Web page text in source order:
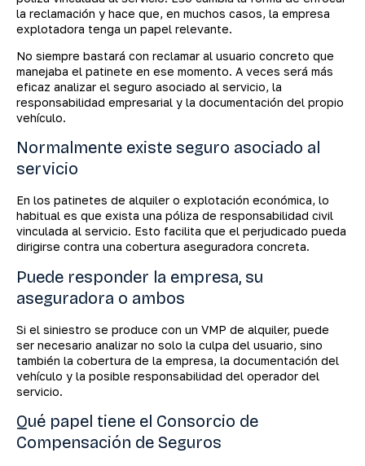
la reclamación y hace que, en muchos casos, la empresa
explotadora tenga un papel relevante.
No siempre bastará con reclamar al usuario concreto que
manejaba el patinete en ese momento. A veces será más
eficaz analizar el seguro asociado al servicio, la
responsabilidad empresarial y la documentación del propio
vehículo.
Normalmente existe seguro asociado al
servicio
En los patinetes de alquiler o explotación económica, lo
habitual es que exista una póliza de responsabilidad civil
vinculada al servicio. Esto facilita que el perjudicado pueda
dirigirse contra una cobertura aseguradora concreta.
Puede responder la empresa, su
aseguradora o ambos
Si el siniestro se produce con un VMP de alquiler, puede
ser necesario analizar no solo la culpa del usuario, sino
también la cobertura de la empresa, la documentación del
vehículo y la posible responsabilidad del operador del
servicio.
Qué papel tiene el Consorcio de
Compensación de Seguros